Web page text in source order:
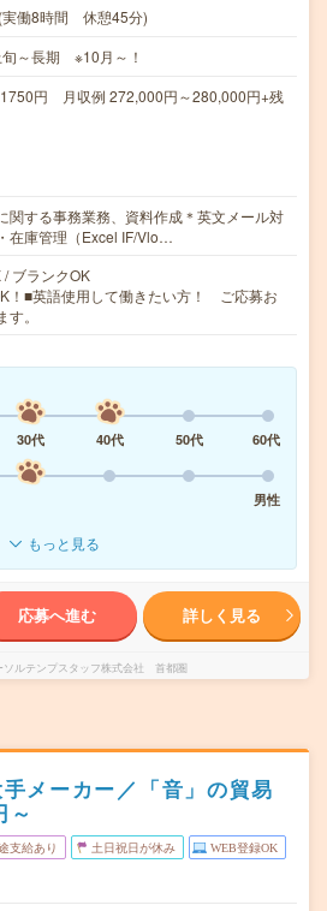
働8時間 休憩45分)
～長期 ※10月～！
円 月収例 272,000円～280,000円+残
関する事務業務、資料作成＊英文メール対
在庫管理（Excel IF/Vlo…
ブランクOK
！■英語使用して働きたい方！ ご応募お
。
30代 40代 50代
60代
男性
もっと見る
応募へ進む 詳しく見る
ソルテンプスタッフ株式会社 首都圏
メーカー／「音」の貿易
～
支給あり 土日祝日が休み WEB登録OK